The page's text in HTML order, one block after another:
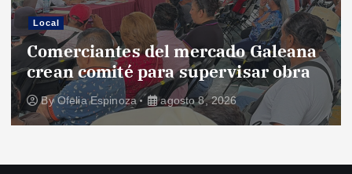
Local
Comerciantes del mercado Galeana
crean comité para supervisar obra
ByOfelia Espinoza agosto 8, 2026